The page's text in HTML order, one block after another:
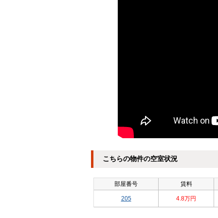
こちらの物件の空室状況
部屋番号 賃料
205 4.8万円